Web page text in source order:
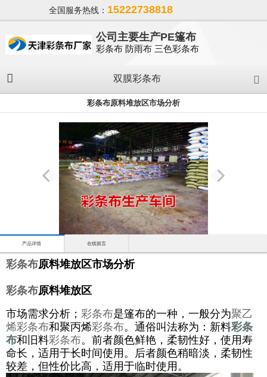
全国服务热线： 15222738818
公司主要生产PE篷布
彩条布 防雨布 三色彩条布
双膜彩条布
彩条布原料堆放区市场分析
产品详情 在线留言
彩条布原料堆放区市场分析
彩条布原料堆放区
市场需求分析； 彩条布是篷布的一种，一般分为聚乙
烯彩条布和聚丙烯彩条布。通俗叫法称为：新料彩条
布和旧料彩条布。前者颜色鲜艳，柔韧性好，使用寿
命长，适用于长时间使用。后者颜色稍暗淡，柔韧性
较差，但性价比高，适用于临时使用。